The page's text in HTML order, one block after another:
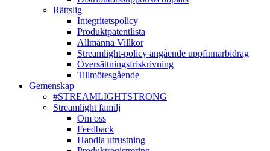
Rättslig
Integritetspolicy
Produktpatentlista
Allmänna Villkor
Streamlight-policy angående uppfinnarbidrag
Översättningsfriskrivning
Tillmötesgående
Gemenskap
#STREAMLIGHTSTRONG
Streamlight familj
Om oss
Feedback
Handla utrustning